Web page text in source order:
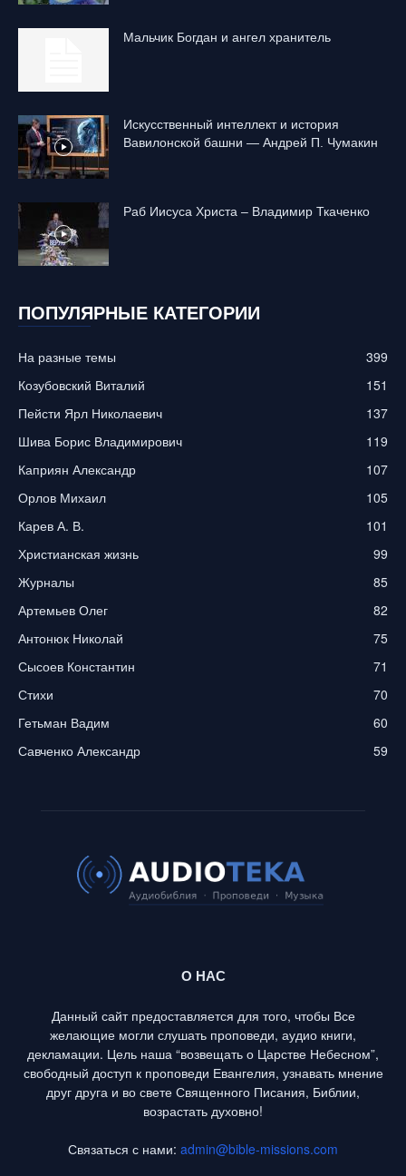
Mальчик Богдан и ангел хранитель
Искусственный интеллект и история
Вавилонской башни — Андрей П. Чумакин
Раб Иисуса Христа – Владимир Ткаченко
ПОПУЛЯРНЫЕ КАТЕГОРИИ
На разные темы
399
Козубовский Виталий
151
Пейсти Ярл Николаевич
137
Шива Борис Владимирович
119
Каприян Александр
107
Орлов Михаил
105
Карев А. В.
101
Христианская жизнь
99
Журналы
85
Артемьев Олег
82
Антонюк Николай
75
Сысоев Константин
71
Стихи
70
Гетьман Вадим
60
Савченко Александр
59
О НАС
Данный сайт предоставляется для того, чтобы Все
желающие могли слушать проповеди, аудио книги,
декламации. Цель наша “возвещать о Царстве Небесном”,
свободный доступ к проповеди Евангелия, узнавать мнение
друг друга и во свете Священного Писания, Библии,
возрастать духовно!
Связаться с нами: admin@bible-missions.com